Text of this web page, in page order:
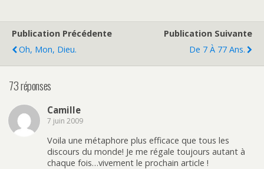
Publication Précédente
Oh, Mon, Dieu.
Publication Suivante
De 7 À 77 Ans.
73 réponses
Camille
7 juin 2009
Voila une métaphore plus efficace que tous les
discours du monde! Je me régale toujours autant à
chaque fois…vivement le prochain article !